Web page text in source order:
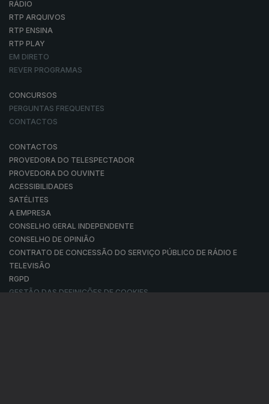
RÁDIO
RTP ARQUIVOS
RTP ENSINA
RTP PLAY
EM DIRETO
REVER PROGRAMAS
CONCURSOS
PERGUNTAS FREQUENTES
CONTACTOS
CONTACTOS
PROVEDORA DO TELESPECTADOR
PROVEDORA DO OUVINTE
ACESSIBILIDADES
SATÉLITES
A EMPRESA
CONSELHO GERAL INDEPENDENTE
CONSELHO DE OPINIÃO
CONTRATO DE CONCESSÃO DO SERVIÇO PÚBLICO DE RÁDIO E
TELEVISÃO
RGPD
GESTÃO DAS DEFINIÇÕES DE COOKIES